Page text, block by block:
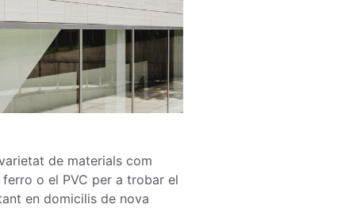
de materials com
ferro o el PVC per a trobar el
en domicilis de nova